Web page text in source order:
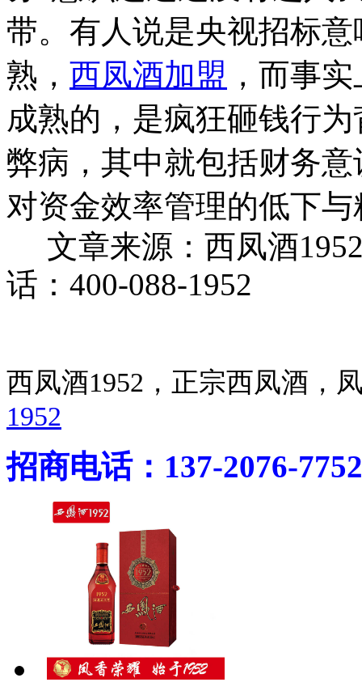
带。有人说是央视招标
熟， 西凤酒加盟 ，而事
成熟的，是疯狂砸钱行
弊病，其中就包括财务
对资金效率管理的低下
文章来源：西凤酒
话：400-088-1952
西凤酒1952，正宗西凤酒
1952
招商电话：137-2076-7752